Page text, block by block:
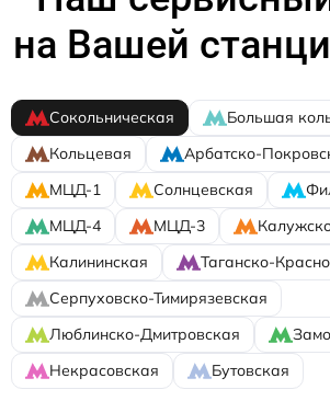
на Вашей
Сокольническая
Большая
Кольцевая
Арбатско-
МЦД-1
Солнцевская
МЦД-4
МЦД-3
Калининская
Таганско-
Серпуховско-Тимирязевская
Люблинско-Дмитровская
Некрасовская
Бутовская